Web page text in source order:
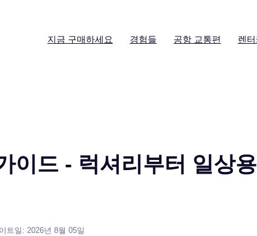
지금 구매하세요 경험들 공항 교통편 렌
이드 - 럭셔리부터 일상
트일: 2026년 8월 05일